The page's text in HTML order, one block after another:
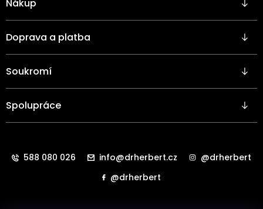
Nákup
Doprava a platba
Soukromí
Spolupráce
588 080 026 info@drherbert.cz
@drherbert
@drherbert